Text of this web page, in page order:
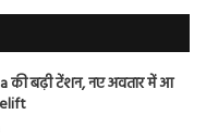
की बढ़ी टेंशन, नए अवतार में आ